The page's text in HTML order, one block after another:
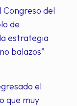
del
de
estrategia
balazos”
el
que muy